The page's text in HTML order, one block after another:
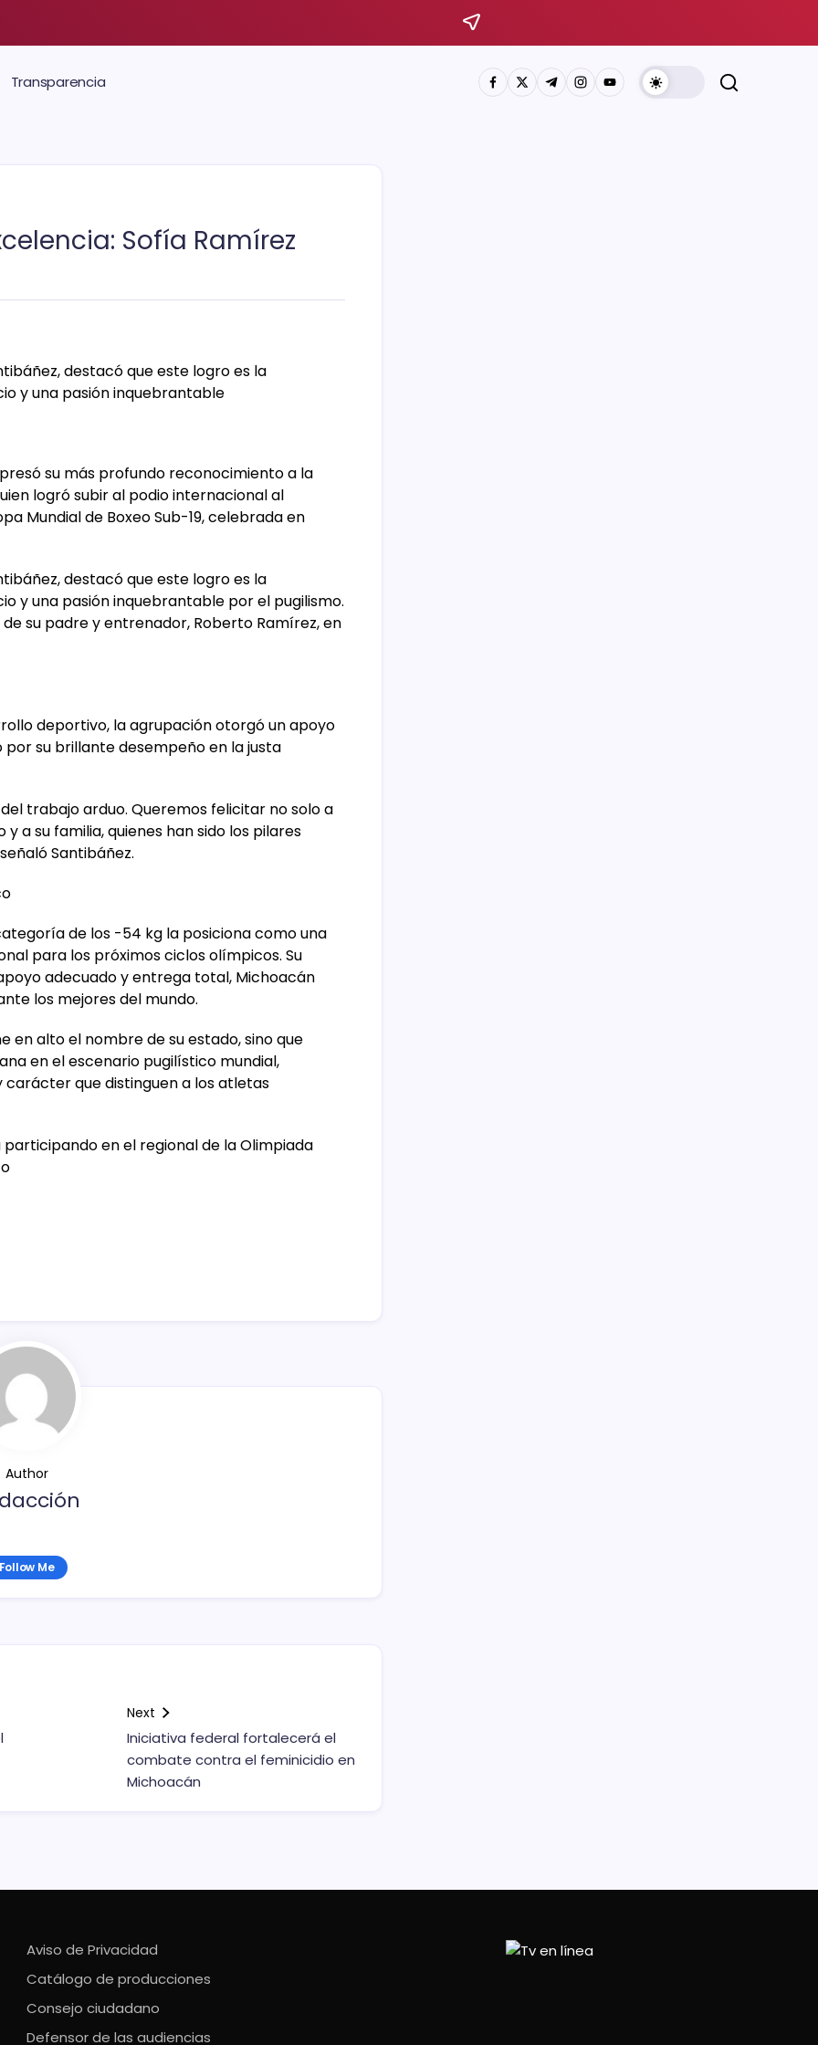
Transparencia
Sofía Ramírez
destacó que este logro es la
y una pasión inquebrantable
su más profundo reconocimiento a la
logró subir al podio internacional al
Mundial de Boxeo Sub-19, celebrada en
destacó que este logro es la
y una pasión inquebrantable por el pugilismo.
su padre y entrenador, Roberto Ramírez, en
deportivo, la agrupación otorgó un apoyo
su brillante desempeño en la justa
trabajo arduo. Queremos felicitar no solo a
a su familia, quienes han sido los pilares
Santibáñez.
de los -54 kg la posiciona como una
para los próximos ciclos olímpicos. Su
adecuado y entrega total, Michoacán
los mejores del mundo.
en alto el nombre de su estado, sino que
en el escenario pugilístico mundial,
que distinguen a los atletas
en el regional de la Olimpiada
Author
Follow Me
Next
Iniciativa federal fortalecerá el
combate contra el feminicidio en
Michoacán
Aviso de Privacidad
Catálogo de producciones
Consejo ciudadano
Defensor de las audiencias